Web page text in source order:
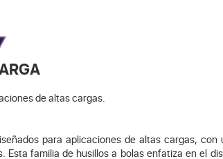
de altas cargas.
para aplicaciones de altas cargas, con
familia de husillos a bolas enfatiza en el